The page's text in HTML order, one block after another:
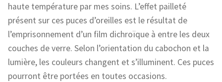
haute température par mes soins. L’effet pailleté
présent sur ces puces d’oreilles est le résultat de
l’emprisonnement d’un film dichroïque à entre les deux
couches de verre. Selon l’orientation du cabochon et la
lumière, les couleurs changent et s’illuminent. Ces puces
pourront être portées en toutes occasions.